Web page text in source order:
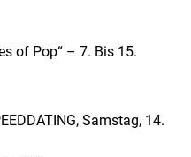
of Pop“ – 7. Bis 15.
Samstag, 14.